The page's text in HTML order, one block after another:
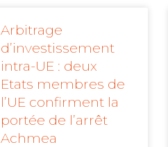
Arbitrage
d’investissement
intra-UE : deux
Etats membres de
l’UE confirment la
portée de l’arrêt
Achmea